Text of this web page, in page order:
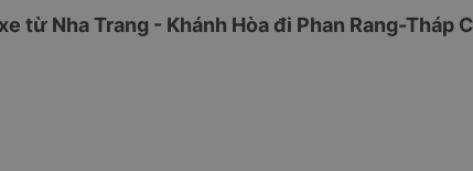
từ Nha Trang - Khánh Hòa đi Phan Rang-Tháp